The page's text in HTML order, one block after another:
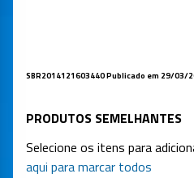
SBR2014121603440Publicado em 29/03/
PRODUTOS SEMELHANTES
Selecione os itens para
aqui para marcar todos